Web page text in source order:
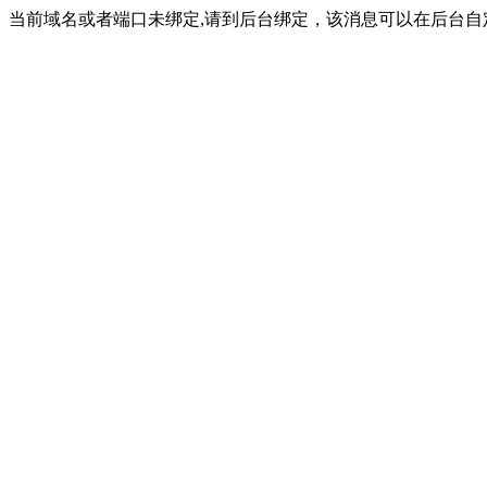
当前域名或者端口未绑定,请到后台绑定，该消息可以在后台自